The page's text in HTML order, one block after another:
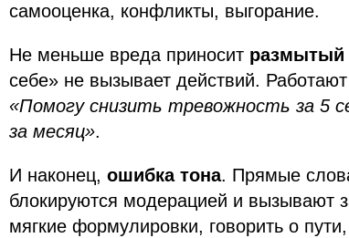
самооценка, конфликты, выгорание.
Не меньше вреда приносит
себе» не вызывает действий. Работают
«Помогу снизить тревожность за 5
за месяц».
И наконец, ошибка тона. Прямые
блокируются модерацией и вызывают
мягкие формулировки, говорить о